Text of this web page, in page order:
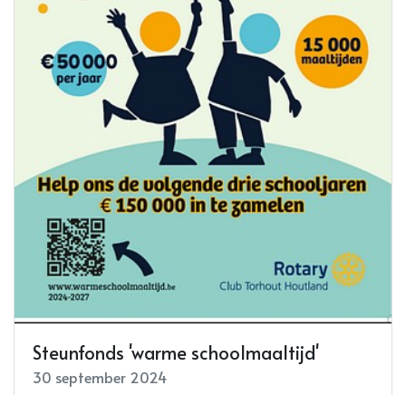
Steunfonds 'warme schoolmaaltijd'
30 september 2024